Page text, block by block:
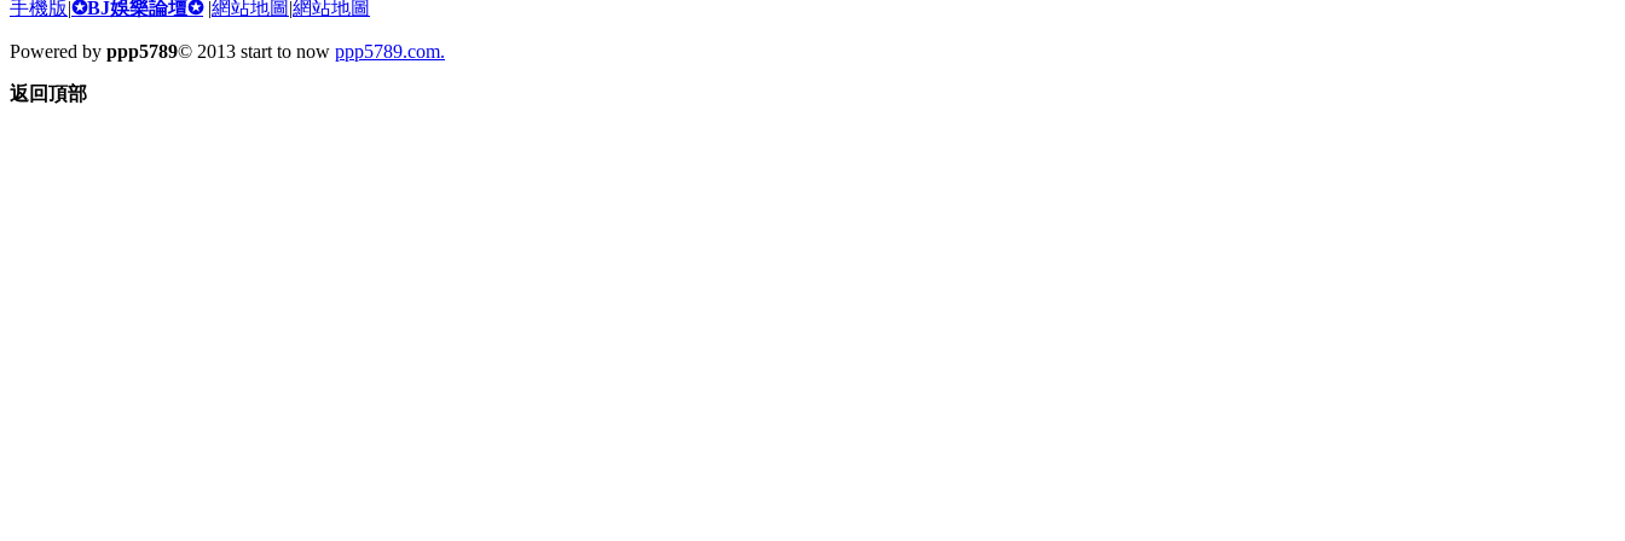
手機版|✪BJ娛樂論壇✪ |網站地圖 |網站地圖
Powered by ppp5789© 2013 start to now ppp5789.com.
返回頂部